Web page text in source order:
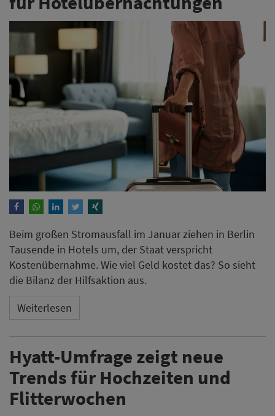
Beim großen Stromausfall im Januar ziehen in Berlin
Tausende in Hotels um, der Staat verspricht
Kostenübernahme. Wie viel Geld kostet das? So sieht
die Bilanz der Hilfsaktion aus.
Weiterlesen
Hyatt-Umfrage zeigt neue
Trends für Hochzeiten und
Flitterwochen